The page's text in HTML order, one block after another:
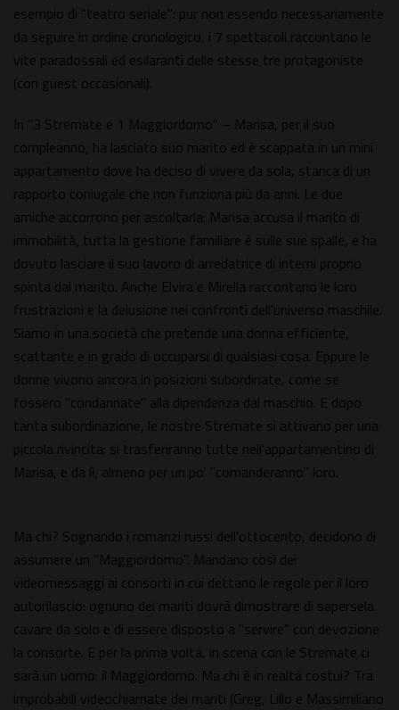
esempio di "teatro seriale": pur non essendo necessariamente
da seguire in ordine cronologico, i 7 spettacoli raccontano le
vite paradossali ed esilaranti delle stesse tre protagoniste
(con guest occasionali).
In "3 Stremate e 1 Maggiordomo" – Marisa, per il suo
compleanno, ha lasciato suo marito ed è scappata in un mini
appartamento dove ha deciso di vivere da sola, stanca di un
rapporto coniugale che non funziona più da anni. Le due
amiche accorrono per ascoltarla: Marisa accusa il marito di
immobilità, tutta la gestione familiare è sulle sue spalle, e ha
dovuto lasciare il suo lavoro di arredatrice di interni proprio
spinta dal marito. Anche Elvira e Mirella raccontano le loro
frustrazioni e la delusione nei confronti dell'universo maschile.
Siamo in una società che pretende una donna efficiente,
scattante e in grado di occuparsi di qualsiasi cosa. Eppure le
donne vivono ancora in posizioni subordinate, come se
fossero "condannate" alla dipendenza dal maschio. E dopo
tanta subordinazione, le nostre Stremate si attivano per una
piccola rivincita: si trasferiranno tutte nell'appartamentino di
Marisa, e da lì, almeno per un po' "comanderanno" loro.
Ma chi? Sognando i romanzi russi dell'ottocento, decidono di
assumere un "Maggiordomo". Mandano così dei
videomessaggi ai consorti in cui dettano le regole per il loro
autorilascio: ognuno dei mariti dovrà dimostrare di sapersela
cavare da solo e di essere disposto a "servire" con devozione
la consorte. E per la prima volta, in scena con le Stremate ci
sarà un uomo: il Maggiordomo. Ma chi è in realtà costui? Tra
improbabili videochiamate dei mariti (Greg, Lillo e Massimiliano